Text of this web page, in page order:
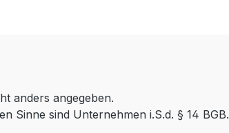
anders angegeben.
Sinne sind Unternehmen i.S.d. § 14 BGB.